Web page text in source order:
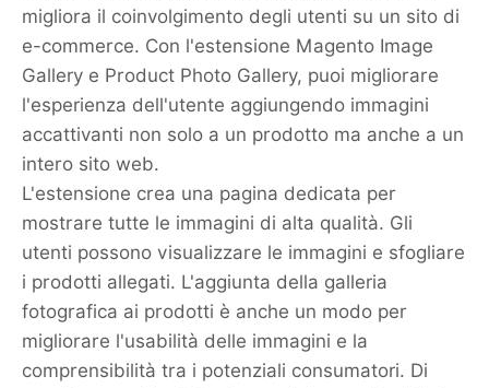
migliora il coinvolgimento degli utenti su un sito di
e-commerce. Con l'estensione Magento Image
Gallery e Product Photo Gallery, puoi migliorare
l'esperienza dell'utente aggiungendo immagini
accattivanti non solo a un prodotto ma anche a un
intero sito web.
L'estensione crea una pagina dedicata per
mostrare tutte le immagini di alta qualità. Gli
utenti possono visualizzare le immagini e sfogliare
i prodotti allegati. L'aggiunta della galleria
fotografica ai prodotti è anche un modo per
migliorare l'usabilità delle immagini e la
comprensibilità tra i potenziali consumatori. Di